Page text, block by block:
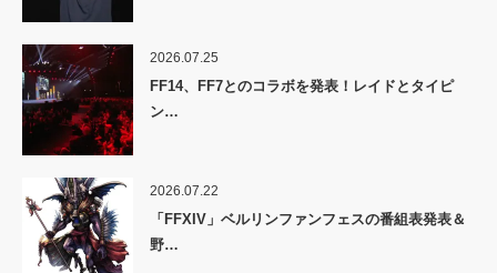
2026.07.25
FF14、FF7とのコラボを発表！レイドとタイピ
ン…
2026.07.22
「FFXIV」ベルリンファンフェスの番組表発表＆
野…